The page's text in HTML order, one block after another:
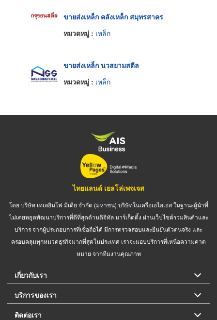
ขายส่งเหล็ก คลังเหล็ก สมุทรสาคร
หมวดหมู่ : เหล็ก
ขายส่งเหล็ก นวสยามสตีล
หมวดหมู่ : เหล็ก
ไทยแลนด์ เยลโล่เพจเจส
โดย บริษัท เทเลอินโฟ มีเดีย จำกัด (มหาชน) บริษัทในเครือเอไอเอส ในฐานะผู้นำที่
ไม่เคยหยุดพัฒนาบริการที่ดีที่สุดด้านดิจิทัล มาร์เก็ตติ้ง ผ่านเว็บไซต์รวมสินค้าและ
บริการ จากผู้ประกอบการที่เชื่อถือได้ มีการตรวจสอบและยืนยันตัวตนจริง และ
ครอบคลุมทุกหมวดธุรกิจมากที่สุดในประเทศ เราจะมอบบริการที่เหนือความคาด
หมาย จากทีมงานคุณภาพ
เกี่ยวกับเรา
บริการของเรา
ติดต่อเรา